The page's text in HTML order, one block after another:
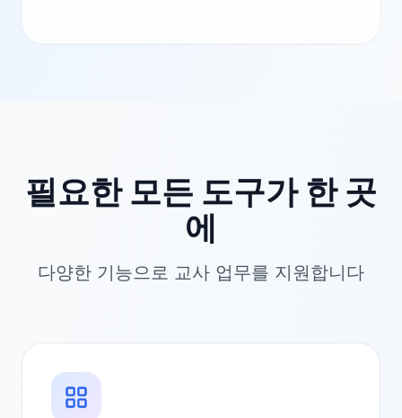
필요한 모든 도구가 한 곳
에
다양한 기능으로 교사 업무를 지원합니다